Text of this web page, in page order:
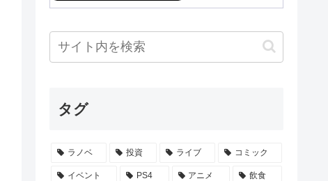
タグ
ラノベ 投資 ライブ コミック
イベント PS4 アニメ 飲食